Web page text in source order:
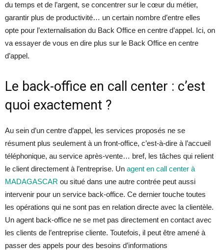
du temps et de l’argent, se concentrer sur le cœur du métier,
garantir plus de productivité… un certain nombre d’entre elles
opte pour l’externalisation du Back Office en centre d’appel. Ici, on
va essayer de vous en dire plus sur le Back Office en centre
d’appel.
Le back-office en call center : c’est
quoi exactement ?
Au sein d’un centre d’appel, les services proposés ne se
résument plus seulement à un front-office, c’est-à-dire à l’accueil
téléphonique, au service après-vente… bref, les tâches qui relient
le client directement à l’entreprise. Un agent en call center à
MADAGASCAR ou situé dans une autre contrée peut aussi
intervenir pour un service back-office. Ce dernier touche toutes
les opérations qui ne sont pas en relation directe avec la clientèle.
Un agent back-office ne se met pas directement en contact avec
les clients de l’entreprise cliente. Toutefois, il peut être amené à
passer des appels pour des besoins d’informations